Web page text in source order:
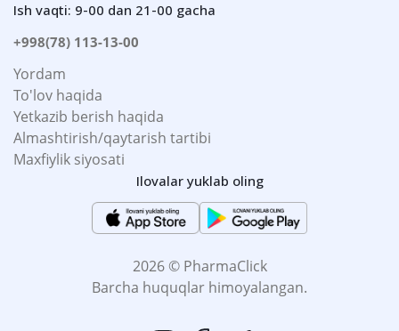
Ish vaqti: 9-00 dan 21-00 gacha
+998(78) 113-13-00
Yordam
To'lov haqida
Yetkazib berish haqida
Almashtirish/qaytarish tartibi
Maxfiylik siyosati
Ilovalar yuklab oling
2026 © PharmaClick
Barcha huquqlar himoyalangan.